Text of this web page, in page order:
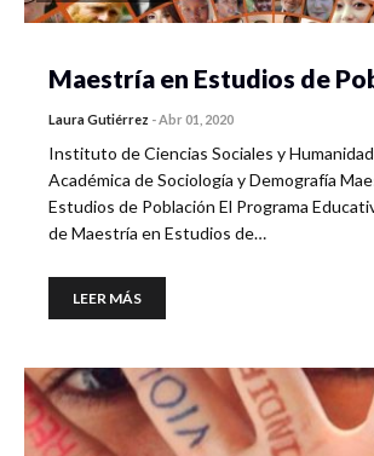
Maestría en Estudios de
Laura Gutiérrez -Abr 01, 2020
Instituto de Ciencias Sociales y
Académica de Sociología y Demografía
Estudios de Población El Programa
de Maestría en Estudios de…
LEER MÁS